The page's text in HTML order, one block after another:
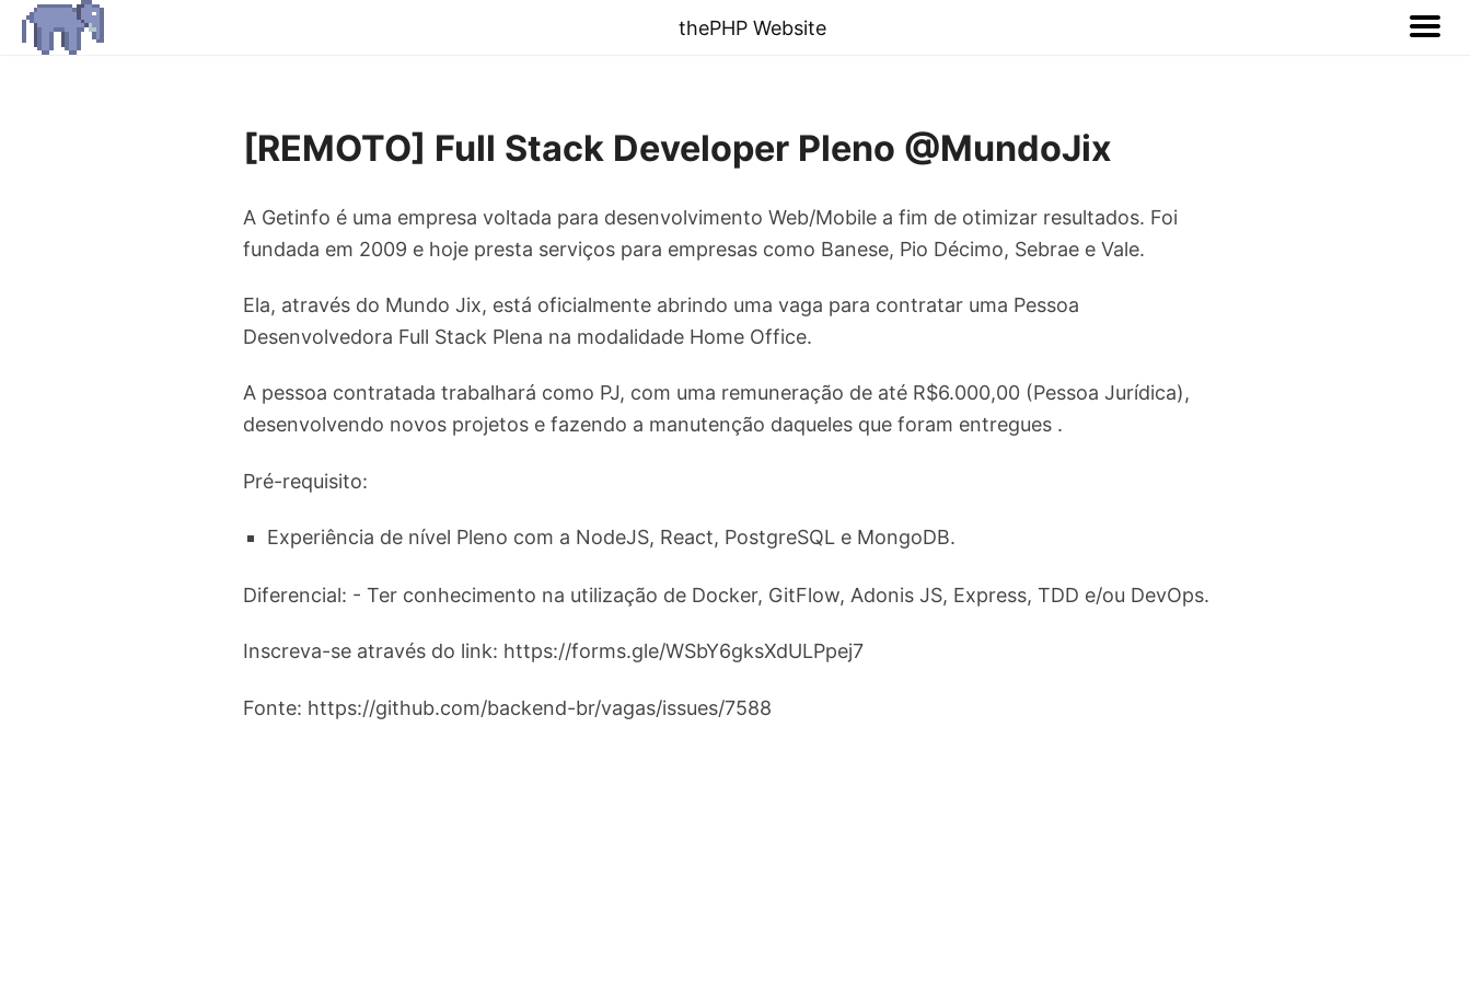
thePHP Website
[REMOTO] Full Stack Developer Pleno @MundoJix
A Getinfo é uma empresa voltada para desenvolvimento Web/Mobile a fim de otimizar resultados. Foi
fundada em 2009 e hoje presta serviços para empresas como Banese, Pio Décimo, Sebrae e Vale.
Ela, através do Mundo Jix, está oficialmente abrindo uma vaga para contratar uma Pessoa
Desenvolvedora Full Stack Plena na modalidade Home Office.
A pessoa contratada trabalhará como PJ, com uma remuneração de até R$6.000,00 (Pessoa Jurídica),
desenvolvendo novos projetos e fazendo a manutenção daqueles que foram entregues .
Pré-requisito:
Experiência de nível Pleno com a NodeJS, React, PostgreSQL e MongoDB.
Diferencial: - Ter conhecimento na utilização de Docker, GitFlow, Adonis JS, Express, TDD e/ou DevOps.
Inscreva-se através do link: https://forms.gle/WSbY6gksXdULPpej7
Fonte: https://github.com/backend-br/vagas/issues/7588